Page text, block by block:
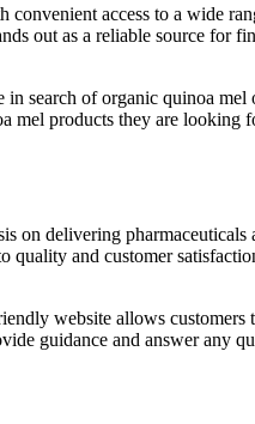
access to a wide
out as a reliable source for
search of organic quinoa
mel products they are
on delivering
quality and customer
website allows customers
guidance and answer any